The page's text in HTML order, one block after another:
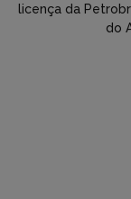
licença da
do